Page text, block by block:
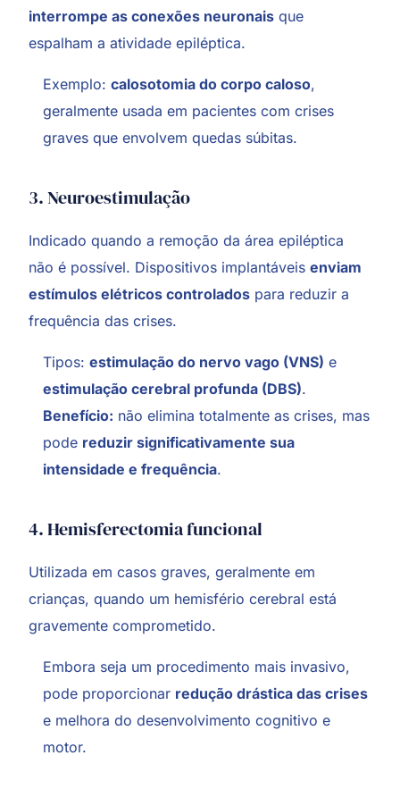
interrompe as conexões neuronais que
espalham a atividade epiléptica.
Exemplo:calosotomia do corpo caloso,
geralmente usada em pacientes com crises
graves que envolvem quedas súbitas.
3. Neuroestimulação
Indicado quando a remoção da área epiléptica
não é possível. Dispositivos implantáveisenviam
estímulos elétricos controlados para reduzir a
frequência das crises.
Tipos:estimulação do nervo vago (VNS) e
estimulação cerebral profunda (DBS).
Benefício: não elimina totalmente as crises, mas
pode reduzir significativamente sua
intensidade e frequência.
4. Hemisferectomia funcional
Utilizada em casos graves, geralmente em
crianças, quando um hemisfério cerebral está
gravemente comprometido.
Embora seja um procedimento mais invasivo,
pode proporcionar redução drástica das crises
e melhora do desenvolvimento cognitivo e
motor.